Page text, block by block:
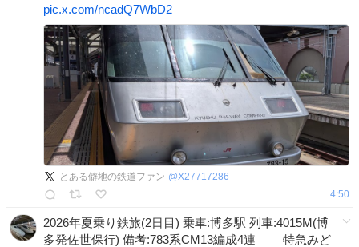
pic.x.com/ncadQ7WbD2
とある僻地の鉄道ファン @X27717286
4:50
2026年夏乗り鉄旅(2日目) 乗車:博多駅 列車:4015M(博
多発佐世保行) 備考:783系CM13編成4連 特急みど